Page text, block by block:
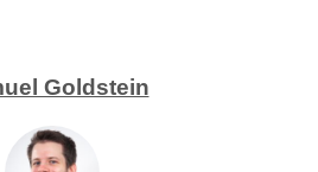
Goldstein